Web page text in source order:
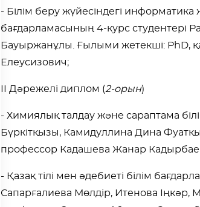
- Білім беру жүйесіндегі
бағдарламасының 4-курс студентері
Бауыржанұлы. Ғылыми жетекші: PhD,
Елеусизович;
II Дәрежелі диплом (2-орын)
- Химиялық талдау және сараптама
Бүркітқызы, Камидуллина Дина
профессор Кадашева Жанар
- Қазақ тілі мен әдебиеті білім
Сапарғалиева Мөлдір, Итенова